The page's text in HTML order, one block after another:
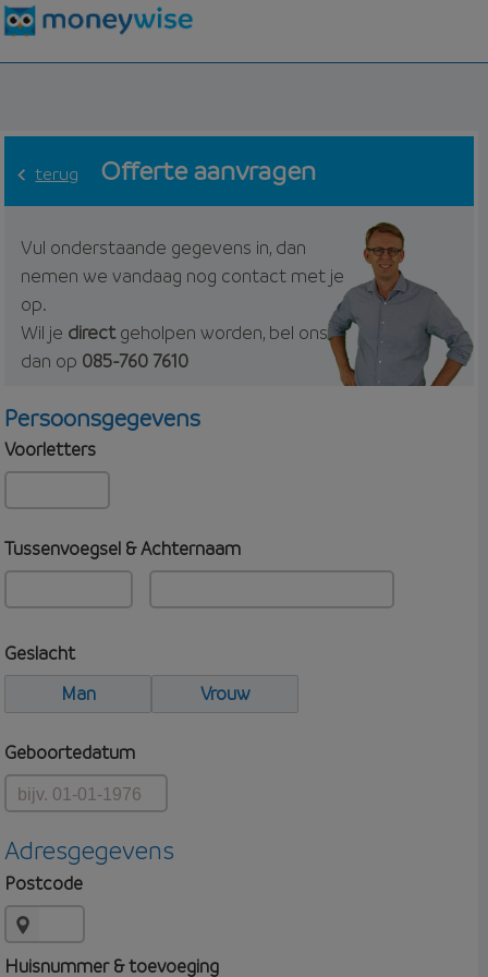
terug Offerte aanvragen
Vul onderstaande gegevens in, dan
nemen we vandaag nog contact met je
op.
Wil je directgeholpen worden, bel ons
dan op 085-760 7610
Persoonsgegevens
Voorletters
Tussenvoegsel & Achternaam
Geslacht
Man
Vrouw
Geboortedatum
Adresgegevens
Postcode
Huisnummer & toevoeging